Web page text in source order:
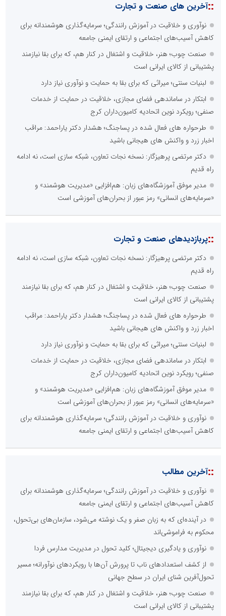
::آخرین های صنعت و تجارت
نوآوری و خلاقیت در آموزش رانندگی؛ سرمایه‌گذاری هوشمندانه برای
کاهش آسیب‌های اجتماعی و ارتقای ایمنی جامعه
صنعت چوب؛ هنر، خلاقیت و اشتغال در کنار هم، که برای بقا نیازمند
پشتیبانی از کالای ایرانی است
لبنیات سنتی؛ میراثی که برای بقا به حمایت و نوآوری نیاز دارد
ابتکار در ساماندهی فضای مجازی، خلاقیت در حمایت از خدمات
صنفی؛ رویکرد نوین اتحادیه کامیون‌داران کرج
طرحواره های فعال شده در پساجنگ؛ هشدار دکتر یاراحمد: مراقب
اخبار زرد و واکنش های هیجانی باشید
دکتر مرتضی پرهیزگار: نسخه نجات تعاون، شبکه سازی است، نه ادامه
راه قدیم
مدیر موفق آموزشگاه‌های زبان: هم‌افزایی «مدیریت هوشمند» و
«سرمایه‌های انسانی» رمز عبور از بحران‌های آموزشی است
::پربازدیدهای صنعت و تجارت
دکتر مرتضی پرهیزگار: نسخه نجات تعاون، شبکه سازی است، نه ادامه
راه قدیم
صنعت چوب؛ هنر، خلاقیت و اشتغال در کنار هم، که برای بقا نیازمند
پشتیبانی از کالای ایرانی است
طرحواره های فعال شده در پساجنگ؛ هشدار دکتر یاراحمد: مراقب
اخبار زرد و واکنش های هیجانی باشید
لبنیات سنتی؛ میراثی که برای بقا به حمایت و نوآوری نیاز دارد
ابتکار در ساماندهی فضای مجازی، خلاقیت در حمایت از خدمات
صنفی؛ رویکرد نوین اتحادیه کامیون‌داران کرج
مدیر موفق آموزشگاه‌های زبان: هم‌افزایی «مدیریت هوشمند» و
«سرمایه‌های انسانی» رمز عبور از بحران‌های آموزشی است
نوآوری و خلاقیت در آموزش رانندگی؛ سرمایه‌گذاری هوشمندانه برای
کاهش آسیب‌های اجتماعی و ارتقای ایمنی جامعه
::آخرین مطالب
نوآوری و خلاقیت در آموزش رانندگی؛ سرمایه‌گذاری هوشمندانه برای
کاهش آسیب‌های اجتماعی و ارتقای ایمنی جامعه
در آینده‌ای که به زبان صفر و یک نوشته می‌شود، سازمان‌های بی‌تحول،
محکوم به فراموشی‌اند
نوآوری و یادگیری دیجیتال؛ کلید تحول در مدیریت مدارس فردا
از کشف استعدادهای ناب تا پرورش آن‌ها با رویکردهای نوآورانه؛ مسیر
تحول‌آفرین شنای ایران در سطح جهانی
صنعت چوب؛ هنر، خلاقیت و اشتغال در کنار هم، که برای بقا نیازمند
پشتیبانی از کالای ایرانی است